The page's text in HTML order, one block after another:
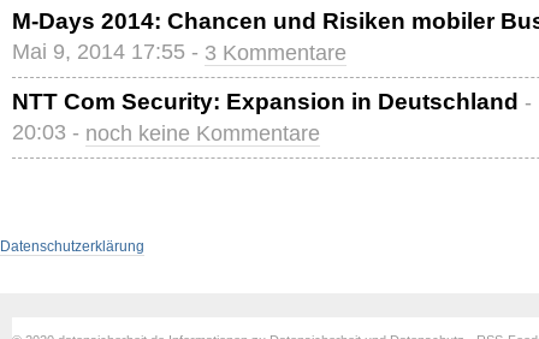
M-Days 2014: Chancen und Risiken mobiler
Mai 9, 2014 17:55 - 3 Kommentare
NTT Com Security: Expansion in Deutschland -
20:03 - noch keine Kommentare
Datenschutzerklärung